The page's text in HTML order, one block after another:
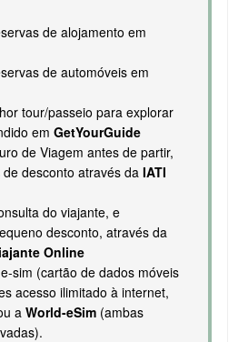
de alojamento em
de automóveis em
tour/passeio para explorar
em GetYourGuide
de Viagem antes de partir,
desconto através da IATI
do viajante, e
desconto, através da
Online
sim (cartão de dados móveis
acesso ilimitado à internet,
a World-eSim(ambas